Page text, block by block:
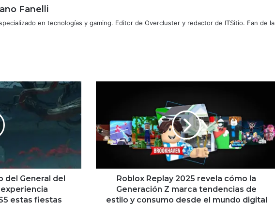
Fanelli
en tecnologías y gaming. Editor de Overcluster y redactor de ITSitio. Fan de la
del General del
experiencia
estas fiestas
cómo
la
Generación
marca
tendencias
estilo
Roblox Replay 2025 revela cómo la
Generación Z marca tendencias de
estilo y consumo desde el mundo digital